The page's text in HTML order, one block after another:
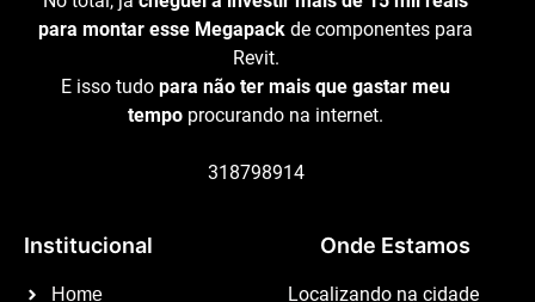
para montar esse Megapack de componentes para
Revit.
E isso tudo para não ter mais que gastar meu
tempo procurando na internet.
318798914
Institucional
Home
Onde Estamos
Localizando na cidade